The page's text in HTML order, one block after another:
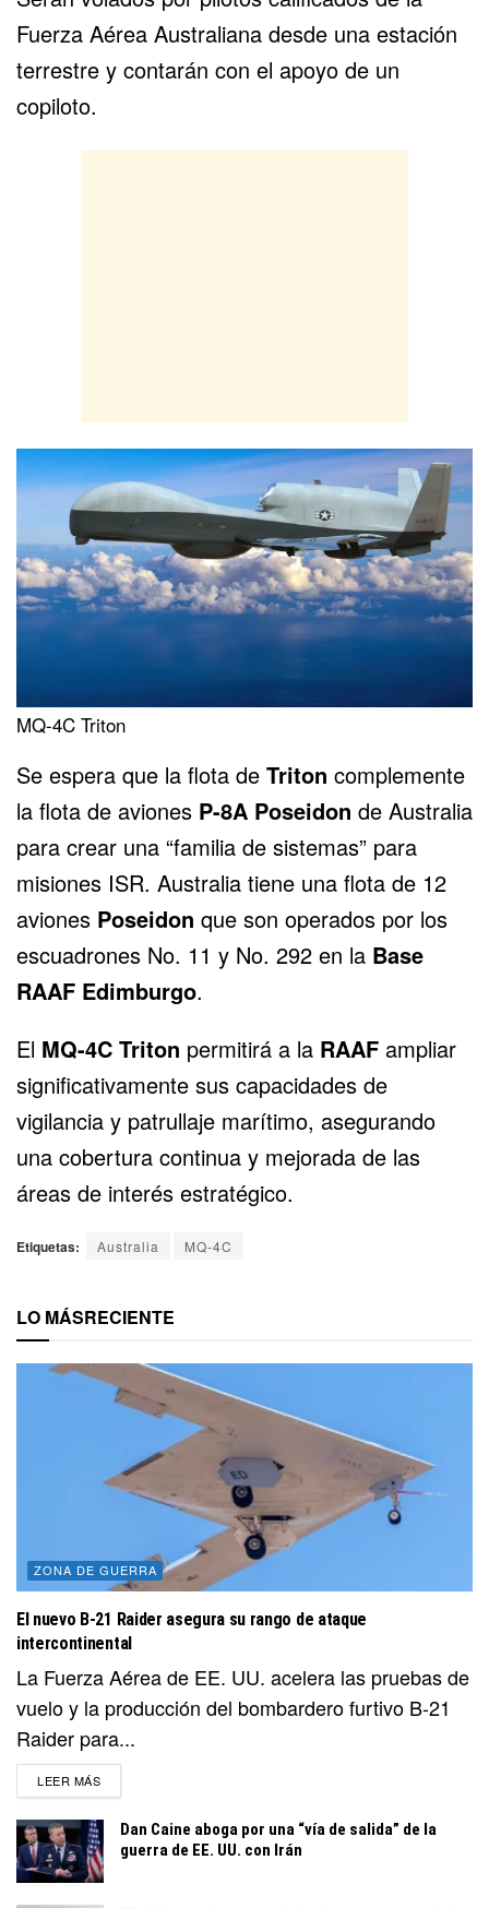
Fuerza Aérea Australiana desde una estación
terrestre y contarán con el apoyo de un
copiloto.
MQ-4C Triton
Se espera que la flota de Triton complemente
la flota de aviones P-8A Poseidon de Australia
para crear una “familia de sistemas” para
misiones ISR. Australia tiene una flota de 12
aviones Poseidon que son operados por los
escuadrones No. 11 y No. 292 en la Base
RAAF Edimburgo.
El MQ-4C Triton permitirá a la RAAF ampliar
significativamente sus capacidades de
vigilancia y patrullaje marítimo, asegurando
una cobertura continua y mejorada de las
áreas de interés estratégico.
Etiquetas: Australia MQ-4C
LO MÁSRECIENTE
ZONA DE GUERRA
El nuevo B-21 Raider asegura su rango de ataque
intercontinental
La Fuerza Aérea de EE. UU. acelera las pruebas de
vuelo y la producción del bombardero furtivo B-21
Raider para...
LEER MÁSDETAILS
Dan Caine aboga por una “vía de salida” de la
guerra de EE. UU. con Irán